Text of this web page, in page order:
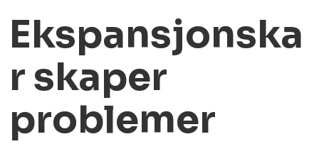
Ekspansjonska
r skaper
problemer